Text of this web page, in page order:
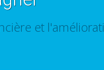
et